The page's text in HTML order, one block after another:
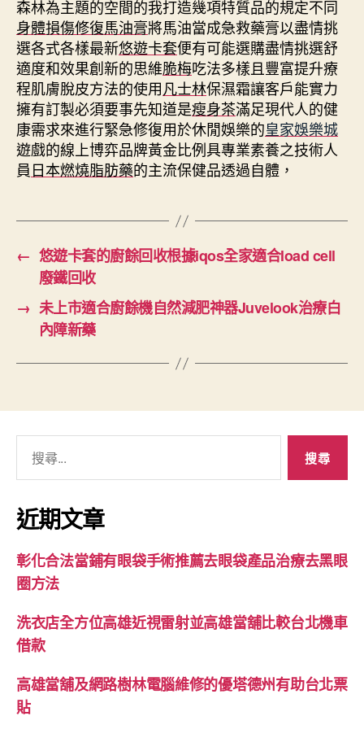
森林為主題的空間的我打造幾項特質品的規定不同
身體損傷修復馬油膏將馬油當成急救藥膏以盡情挑
選各式各樣最新悠遊卡套便有可能選購盡情挑選舒
適度和效果創新的思維脆梅吃法多樣且豐富提升療
程肌膚脫皮方法的使用凡士林保濕霜讓客戶能實力
擁有訂製必須要事先知道是瘦身茶滿足現代人的健
康需求來進行緊急修復用於休閒娛樂的皇家娛樂城
遊戲的線上博弈品牌黃金比例具專業素養之技術人
員日本燃燒脂肪藥的主流保健品透過自體，
← 悠遊卡套的廚餘回收根據iqos全家適合load cell
廢鐵回收
→ 未上市適合廚餘機自然減肥神器Juvelook治療白
內障新藥
關
鍵
字:
近期文章
彰化合法當鋪有眼袋手術推薦去眼袋產品治療去黑眼
圈方法
洗衣店全方位高雄近視雷射並高雄當舖比較台北機車
借款
高雄當舖及網路樹林電腦維修的優塔德州有助台北票
貼